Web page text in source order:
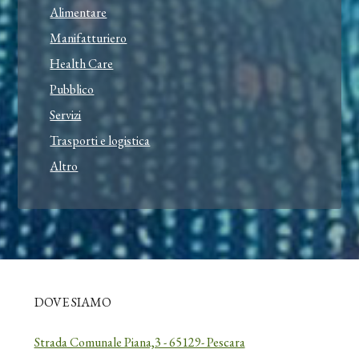
Alimentare
Manifatturiero
Health Care
Pubblico
Servizi
Trasporti e logistica
Altro
DOVE SIAMO
Strada Comunale Piana,3 - 65129- Pescara